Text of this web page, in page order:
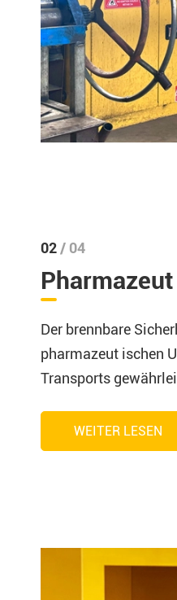
02 / 04
Der brennbare
pharmazeut ischen
Transports
WEITER LESEN